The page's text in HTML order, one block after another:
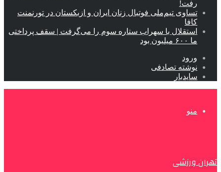
رفت!
تساوی تیم‌ملی فوتبال زنان ایران و ازبکستان در تورنمنت
کافا
استقلال با سهراب ستاره سوم را می‌گرفت | سقف پرداختی
ما ۶۰۰ میلیون بود
ورود
نوشته تصادفی
سایدبار
منو
تهران ورزشی